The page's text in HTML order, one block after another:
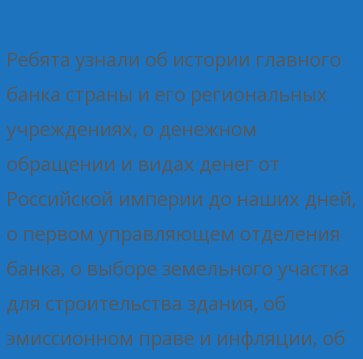
Ребята узнали об истории главного
банка страны и его региональных
учреждениях, о денежном
обращении и видах денег от
Российской империи до наших дней,
о первом управляющем отделения
банка, о выборе земельного участка
для строительства здания, об
эмиссионном праве и инфляции, об